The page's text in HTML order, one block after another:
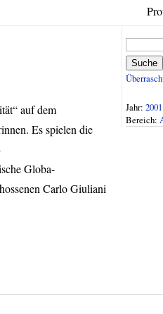
auf dem
Es spielen die
Globa-
Carlo Giuliani
Suche
Jahr: 2001
Bereich: